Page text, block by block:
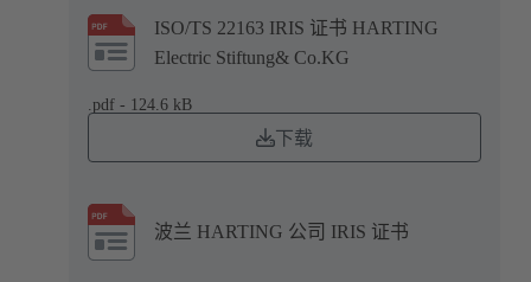
ISO/TS 22163 IRIS 证书 HARTING
Electric Stiftung& Co.KG
.pdf - 124.6 kB
下载
波兰 HARTING 公司 IRIS 证书